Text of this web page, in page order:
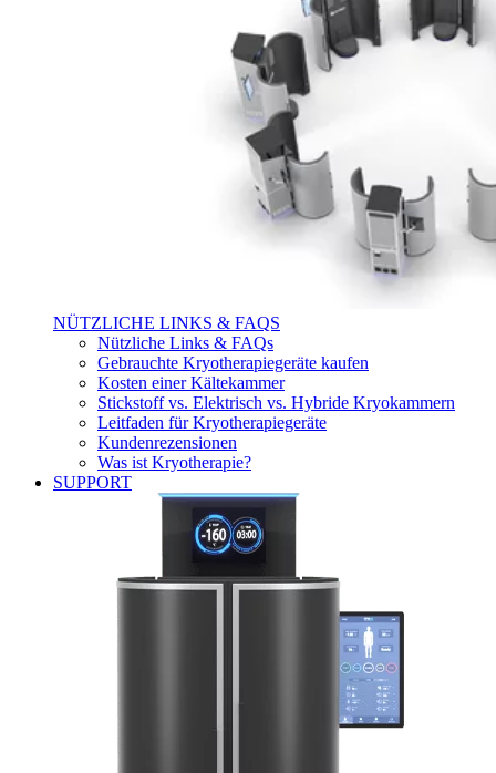
NÜTZLICHE LINKS & FAQS
Nützliche Links & FAQs
Gebrauchte Kryotherapiegeräte kaufen
Kosten einer Kältekammer
Stickstoff vs. Elektrisch vs. Hybride Kryokammern
Leitfaden für Kryotherapiegeräte
Kundenrezensionen
Was ist Kryotherapie?
SUPPORT